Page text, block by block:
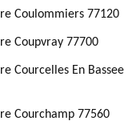
Coulommiers 77120
Coupvray 77700
Courcelles En Bassee
Courchamp 77560